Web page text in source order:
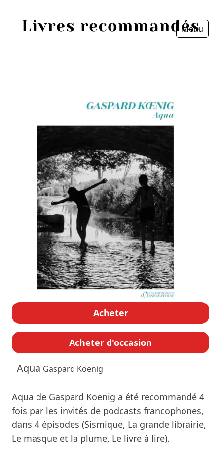
Menu
Acheter
Acheter d'occasion
Aqua Gaspard Koenig
Aqua de Gaspard Koenig a été recommandé 4
fois par les invités de podcasts francophones,
dans 4 épisodes (Sismique, La grande librairie,
Le masque et la plume, Le livre à lire).
Personnes
Livres
Livres les plus recommandés
Prix littéraires
Fermer